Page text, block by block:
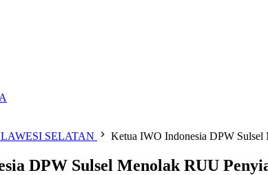
SELATAN Ketua IWO Indonesia DPW Sulsel
DPW Sulsel Menolak RUU